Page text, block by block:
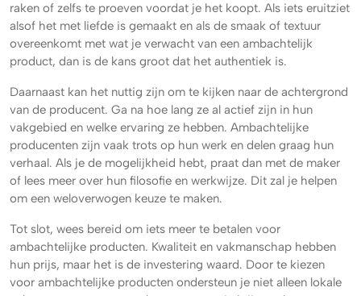
raken of zelfs te proeven voordat je het koopt. Als iets eruitziet
alsof het met liefde is gemaakt en als de smaak of textuur
overeenkomt met wat je verwacht van een ambachtelijk
product, dan is de kans groot dat het authentiek is.
Daarnaast kan het nuttig zijn om te kijken naar de achtergrond
van de producent. Ga na hoe lang ze al actief zijn in hun
vakgebied en welke ervaring ze hebben. Ambachtelijke
producenten zijn vaak trots op hun werk en delen graag hun
verhaal. Als je de mogelijkheid hebt, praat dan met de maker
of lees meer over hun filosofie en werkwijze. Dit zal je helpen
om een weloverwogen keuze te maken.
Tot slot, wees bereid om iets meer te betalen voor
ambachtelijke producten. Kwaliteit en vakmanschap hebben
hun prijs, maar het is de investering waard. Door te kiezen
voor ambachtelijke producten ondersteun je niet alleen lokale